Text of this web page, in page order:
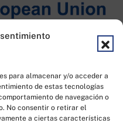
para almacenar y/o acceder a
de estas tecnologías
de navegación o
No consentir o retirar el
a ciertas características